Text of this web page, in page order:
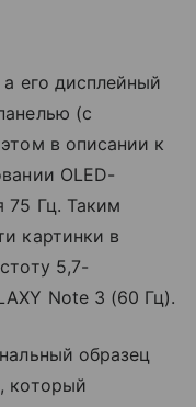
его дисплейный
(с
в описании к
OLED-
75 Гц. Таким
картинки в
5,7-
Note 3 (60 Гц).
образец
который